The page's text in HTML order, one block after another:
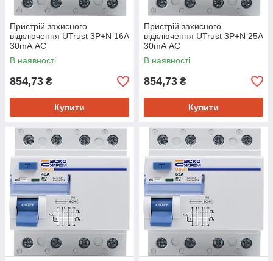
Пристрій захисного
відключення UTrust 3P+N 16А
30mА АС
В наявності
854,73 ₴
Купити
Пристрій захисного
відключення UTrust 3P+N 25А
30mА АС
В наявності
854,73 ₴
Купити